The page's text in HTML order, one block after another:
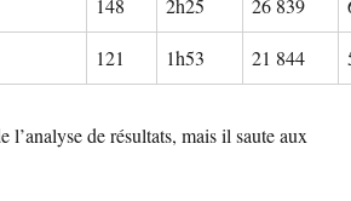
148 2h25 26 839
121 1h53 21 844
l’analyse de résultats, mais il saute aux